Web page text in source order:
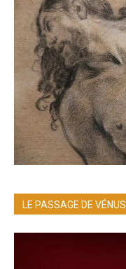
LE PASSAGE DE VÉNUS